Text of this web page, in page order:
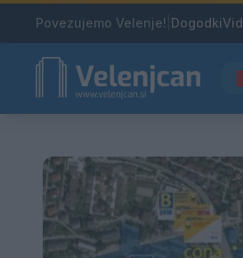
Povezujemo Velenje! Dogodki